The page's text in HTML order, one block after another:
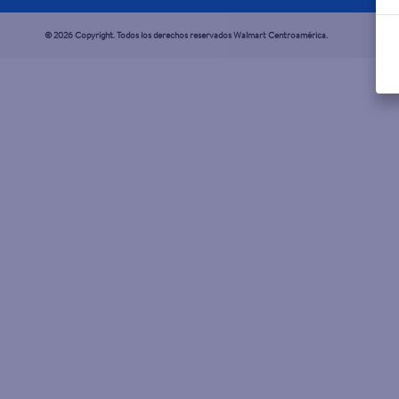
© 2026 Copyright. Todos los derechos reservados Walmart Centroamérica.